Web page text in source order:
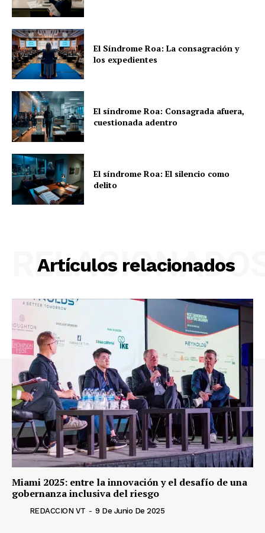
El Síndrome Roa: La consagración y
los expedientes
El síndrome Roa: Consagrada afuera,
cuestionada adentro
El síndrome Roa: El silencio como
delito
Artículos relacionados
Miami 2025: entre la innovación y el desafío de una
gobernanza inclusiva del riesgo
REDACCION VT - 9 De Junio De 2025